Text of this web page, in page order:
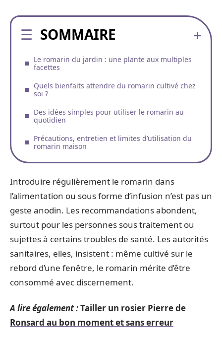
SOMMAIRE
Le romarin du jardin : une plante aux multiples
facettes
Quels bienfaits attendre du romarin cultivé chez
soi ?
Des idées simples pour utiliser le romarin au
quotidien
Précautions, entretien et limites d’utilisation du
romarin maison
Introduire régulièrement le romarin dans
l’alimentation ou sous forme d’infusion n’est pas un
geste anodin. Les recommandations abondent,
surtout pour les personnes sous traitement ou
sujettes à certains troubles de santé. Les autorités
sanitaires, elles, insistent : même cultivé sur le
rebord d’une fenêtre, le romarin mérite d’être
consommé avec discernement.
A lire également :Tailler un rosier Pierre de
Ronsard au bon moment et sans erreur